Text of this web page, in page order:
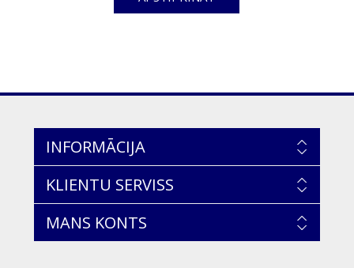
INFORMĀCIJA
KLIENTU SERVISS
MANS KONTS